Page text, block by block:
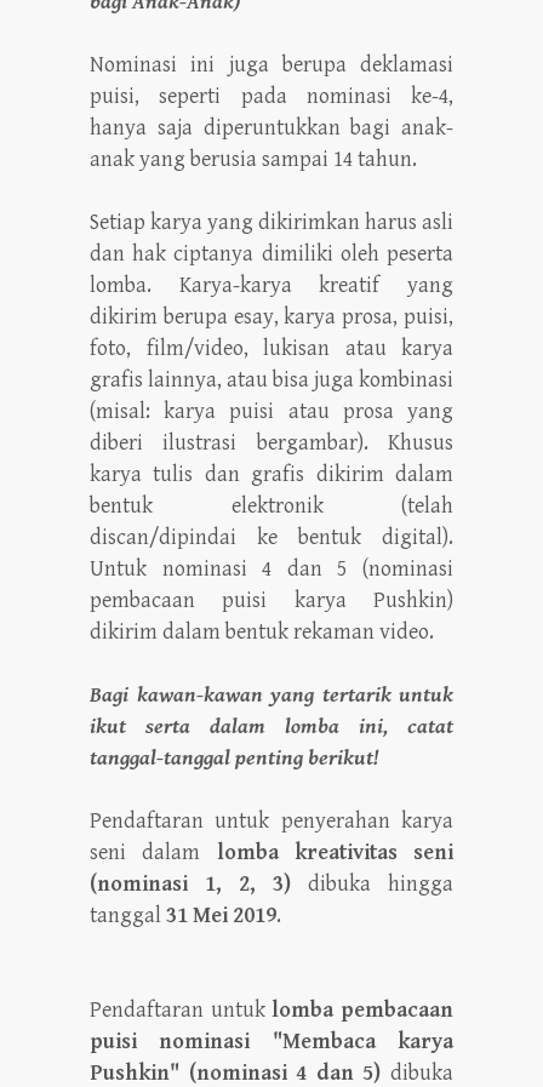
Nominasi ini juga berupa deklamasi
puisi, seperti pada nominasi ke-4,
hanya saja diperuntukkan bagi anak-
anak yang berusia sampai 14 tahun.
Setiap karya yang dikirimkan harus asli
dan hak ciptanya dimiliki oleh peserta
lomba. Karya-karya kreatif yang
dikirim berupa esay, karya prosa, puisi,
foto, film/video, lukisan atau karya
grafis lainnya, atau bisa juga kombinasi
(misal: karya puisi atau prosa yang
diberi ilustrasi bergambar). Khusus
karya tulis dan grafis dikirim dalam
bentuk elektronik (telah
discan/dipindai ke bentuk digital).
Untuk nominasi 4 dan 5 (nominasi
pembacaan puisi karya Pushkin)
dikirim dalam bentuk rekaman video.
Bagi kawan-kawan yang tertarik untuk
ikut serta dalam lomba ini, catat
tanggal-tanggal penting berikut!
Pendaftaran untuk penyerahan karya
seni dalam lomba kreativitas seni
(nominasi 1, 2, 3) dibuka hingga
tanggal31 Mei 2019.
Pendaftaran untuklomba pembacaan
puisi nominasi "Membaca karya
Pushkin" (nominasi 4 dan 5) dibuka